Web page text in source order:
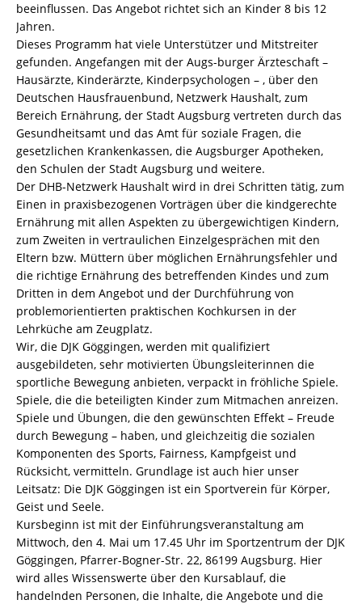
beeinflussen. Das Angebot richtet sich an Kinder 8 bis 12
Jahren.
Dieses Programm hat viele Unterstützer und Mitstreiter
gefunden. Angefangen mit der Augs-burger Ärzteschaft –
Hausärzte, Kinderärzte, Kinderpsychologen – , über den
Deutschen Hausfrauenbund, Netzwerk Haushalt, zum
Bereich Ernährung, der Stadt Augsburg vertreten durch das
Gesundheitsamt und das Amt für soziale Fragen, die
gesetzlichen Krankenkassen, die Augsburger Apotheken,
den Schulen der Stadt Augsburg und weitere.
Der DHB-Netzwerk Haushalt wird in drei Schritten tätig, zum
Einen in praxisbezogenen Vorträgen über die kindgerechte
Ernährung mit allen Aspekten zu übergewichtigen Kindern,
zum Zweiten in vertraulichen Einzelgesprächen mit den
Eltern bzw. Müttern über möglichen Ernährungsfehler und
die richtige Ernährung des betreffenden Kindes und zum
Dritten in dem Angebot und der Durchführung von
problemorientierten praktischen Kochkursen in der
Lehrküche am Zeugplatz.
Wir, die DJK Göggingen, werden mit qualifiziert
ausgebildeten, sehr motivierten Übungsleiterinnen die
sportliche Bewegung anbieten, verpackt in fröhliche Spiele.
Spiele, die die beteiligten Kinder zum Mitmachen anreizen.
Spiele und Übungen, die den gewünschten Effekt – Freude
durch Bewegung – haben, und gleichzeitig die sozialen
Komponenten des Sports, Fairness, Kampfgeist und
Rücksicht, vermitteln. Grundlage ist auch hier unser
Leitsatz: Die DJK Göggingen ist ein Sportverein für Körper,
Geist und Seele.
Kursbeginn ist mit der Einführungsveranstaltung am
Mittwoch, den 4. Mai um 17.45 Uhr im Sportzentrum der DJK
Göggingen, Pfarrer-Bogner-Str. 22, 86199 Augsburg. Hier
wird alles Wissenswerte über den Kursablauf, die
handelnden Personen, die Inhalte, die Angebote und die